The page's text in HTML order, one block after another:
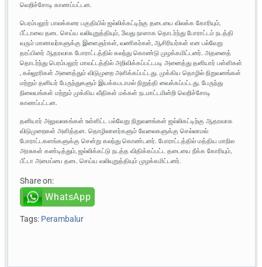
வெறிச்சோடி காணப்பட்டன.
பெரம்பலூர் பாலக்கரை பகுதியில் ஜல்லிக்கட்டிற்கு தடையை விலக்க கோரியும்,
பீட்டாவை தடை செய்ய வலியுறுத்தியும், 3வது நாளாக தொடர்ந்து போராட்டம் நடத்தி
வரும் மாணவர்களுக்கு இளைஞர்கள், வணிகர்கள், ஆசிரியர்கள் என பல்வேறு
தரப்பினர் ஆதரவாக போராட்டத்தில் கலந்து கொண்டு முழக்கமிட்டனர். அதனைத்
தொடர்ந்து பெரம்பலூர் மாவட்டத்தில் அறிவிக்கப்பட்டபடி அனைத்து தனியார் பள்ளிகள்
, கல்லூரிகள் அனைத்தும் விடுமுறை அளிக்கப்பட்டது. முக்கிய தொழில் நிறுவனங்கள்
மற்றும் தனியர் பேருந்துகளும் இயக்கபடாமல் நிறுத்தி வைக்கப்பட்டது. பேருந்து
நிலையங்கள் மற்றும் முக்கிய வீதிகள் மக்கள் நடமாட்டமின்றி வெறிச்சோடி
காணப்பட்டன.
தனியார் அலுவலகங்கள் உள்ளிட்ட பல்வேறு நிறுவனங்கள் ஜல்லிகட்டிற்கு ஆதரவாக
விடுமுறைகள் அளித்தன. தொழிலாளர்களும் வேலைகளுக்கு செல்லாமல்
போராட்டகளங்களுக்கு சென்று கலந்து கொண்டனர். போராட்டத்தில் மத்திய மாநில
அரசுகள் கண்டித்தும், ஜல்லிக்கட்டு நடத்த விதிக்கப்பட்ட தடையை நீக்க கோரியும்,
பீட்டா அமைப்பை தடை செய்ய வலியுறுத்தியும் முழக்கமிட்டனர்.
Share on:
WhatsApp
Tags: Perambalur